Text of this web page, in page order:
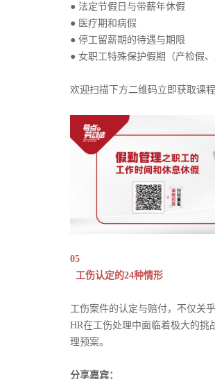
● 法定节假日与带薪年休假
● 医疗期和病假
● 停工留薪期的待遇与期限
● 女职工特殊保护假期（产检假、
欢迎扫描下方二维码立即获取课
05
工伤认定的24种情形
工伤案件的认定与赔付，不仅关
HR在工伤处理中面临着极大的挑
理预案。
分享嘉宾：